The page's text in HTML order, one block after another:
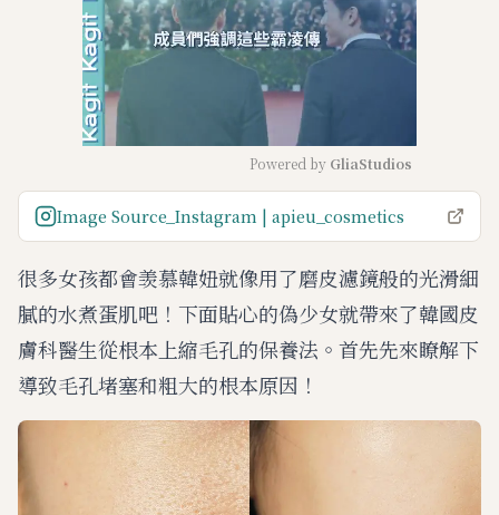
u
e
Powered by GliaStudios
Image Source_Instagram | apieu_cosmetics
很多女孩都會羡慕韓妞就像用了磨皮濾鏡般的光滑細
膩的水煮蛋肌吧！下面貼心的偽少女就帶來了韓國皮
膚科醫生從根本上縮毛孔的保養法。首先先來瞭解下
導致毛孔堵塞和粗大的根本原因！